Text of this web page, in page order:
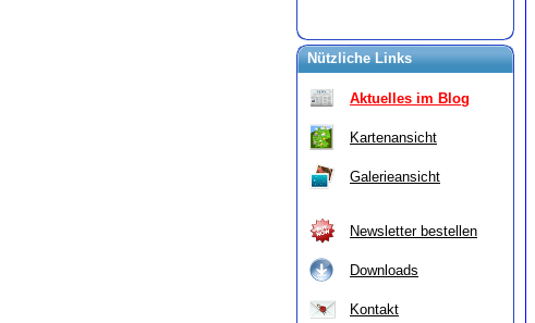
Nützliche Links
Aktuelles im Blog
Kartenansicht
Galerieansicht
Newsletter bestellen
Downloads
Kontakt